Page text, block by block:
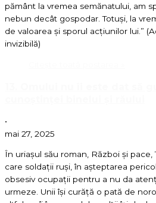
pământ la vremea semănatului, am
nebun decât gospodar. Totuși, la
de valoarea și sporul acțiunilor lui.”
invizibilă)
•
mai 27, 2025
În uriașul său roman, Război și pace,
care soldații ruși, în așteptarea
obsesiv ocupații pentru a nu da
urmeze. Unii își curăță o pată de